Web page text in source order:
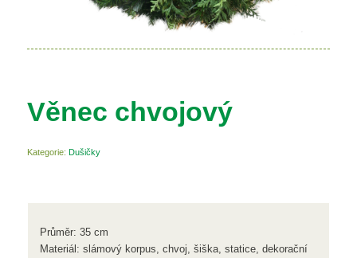
Věnec chvojový
Kategorie: Dušičky
Průměr: 35 cm
Materiál: slámový korpus, chvoj, šiška, statice, dekorační